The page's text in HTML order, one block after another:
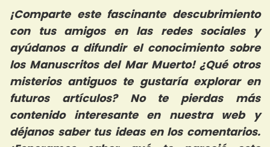
¡Comparte este fascinante descubrimiento
con tus amigos en las redes sociales y
ayúdanos a difundir el conocimiento sobre
los Manuscritos del Mar Muerto! ¿Qué otros
misterios antiguos te gustaría explorar en
futuros artículos? No te pierdas más
contenido interesante en nuestra web y
déjanos saber tus ideas en los comentarios.